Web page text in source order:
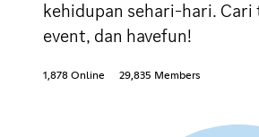
kehidupan sehari-hari. Cari
event, dan havefun!
1,878 Online 29,835 Members